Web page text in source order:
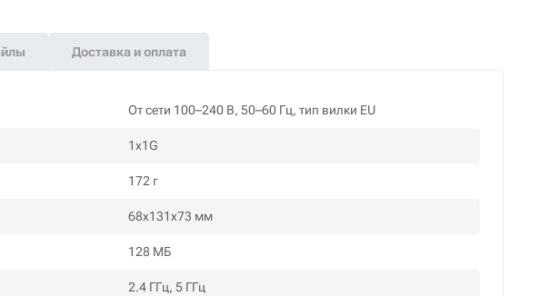
Доставка и оплата
От сети 100–240 В, 50–60 Гц, тип вилки EU
1x1G
172 г
68x131x73 мм
128 МБ
2.4 ГГц, 5 ГГц